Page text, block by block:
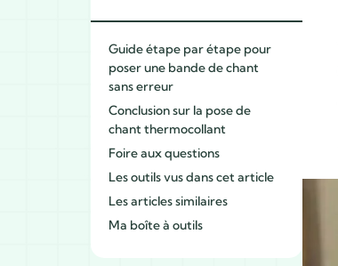
Guide étape par étape pour
poser une bande de chant
sans erreur
Conclusion sur la pose de
chant thermocollant
Foire aux questions
Les outils vus dans cet article
Les articles similaires
Ma boîte à outils